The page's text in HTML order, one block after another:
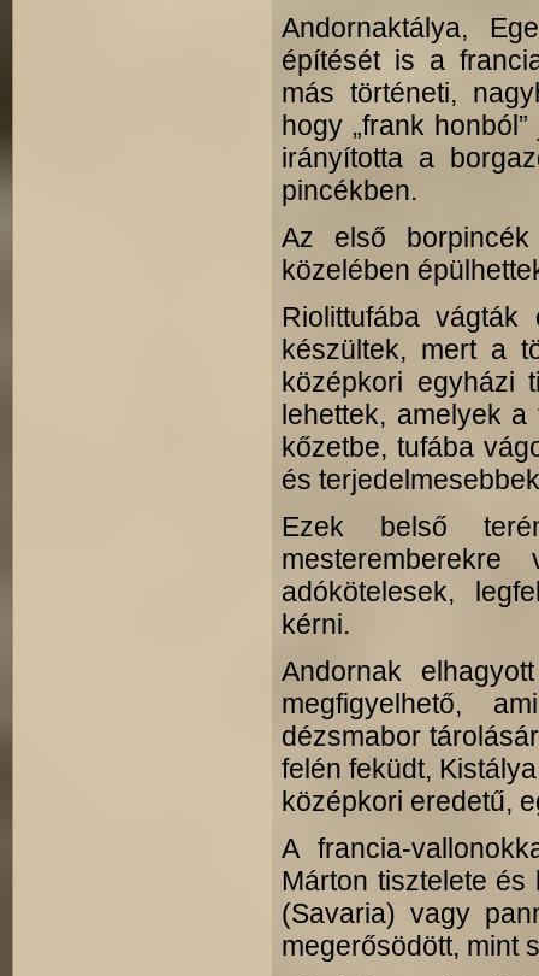
Andornaktálya,
építését is a
más történeti,
hogy „frank
irányította a
pincékben.
Az első
közelében
Riolittufába
készültek, mert a
középkori egyházi
lehettek, amelyek
kőzetbe, tufába
és
Ezek belső
adókötelesek,
kérni.
Andornak
megfigyelhető,
dézsmabor
felén feküdt,
középkori eredetű,
A francia-
Márton tisztelete
(Savaria) vagy
megerősödött, mint